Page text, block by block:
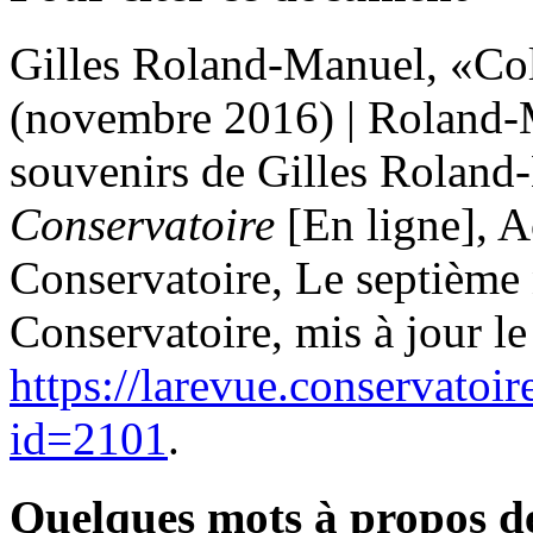
Gilles Roland-Manuel,
(novembre 2016) |
souvenirs de Gilles
Conservatoire [En ligne],
Conservatoire, Le
Conservatoire, mis à jour
https://
id=2101.
Quelques mots à propos